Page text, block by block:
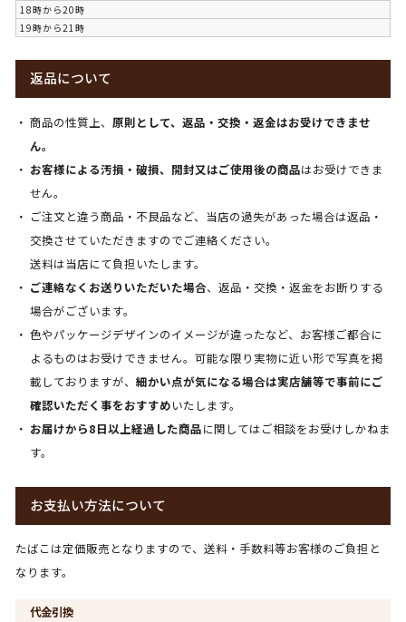
18時から20時
19時から21時
返品について
商品の性質上、原則として、返品・交換・返金はお受けできませ
ん。
お客様による汚損・破損、開封又はご使用後の商品はお受けできま
せん。
ご注文と違う商品・不良品など、当店の過失があった場合は返品・
交換させていただきますのでご連絡ください。
送料は当店にて負担いたします。
ご連絡なくお送りいただいた場合、返品・交換・返金をお断りする
場合がございます。
色やパッケージデザインのイメージが違ったなど、お客様ご都合に
よるものはお受けできません。可能な限り実物に近い形で写真を掲
載しておりますが、細かい点が気になる場合は実店舗等で事前にご
確認いただく事をおすすめいたします。
お届けから8日以上経過した商品に関してはご相談をお受けしかねま
す。
お支払い方法について
たばこは定価販売となりますので、送料・手数料等お客様のご負担と
なります。
代金引換